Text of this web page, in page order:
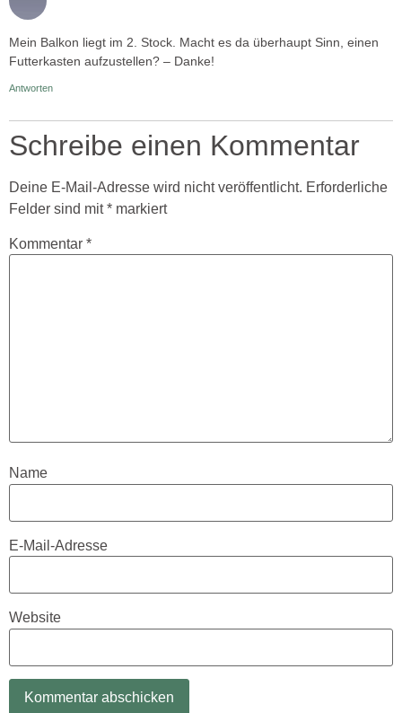
Mein Balkon liegt im 2. Stock. Macht es da überhaupt Sinn, einen
Futterkasten aufzustellen? – Danke!
Antworten
Schreibe einen Kommentar
Deine E-Mail-Adresse wird nicht veröffentlicht. Erforderliche
Felder sind mit* markiert
Kommentar *
Name
E-Mail-Adresse
Website